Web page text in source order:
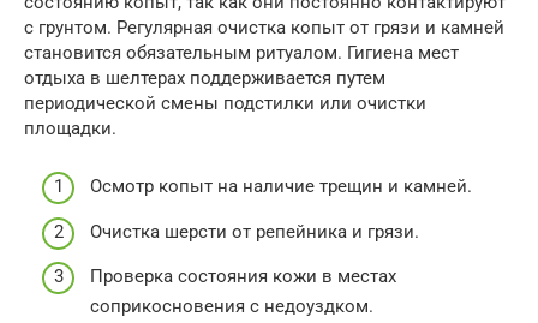
с грунтом. Регулярная очистка копыт от грязи и камней
становится обязательным ритуалом. Гигиена мест
отдыха в шелтерах поддерживается путем
периодической смены подстилки или очистки
площадки.
Осмотр копыт на наличие трещин и камней.
Очистка шерсти от репейника и грязи.
Проверка состояния кожи в местах
соприкосновения с недоуздком.